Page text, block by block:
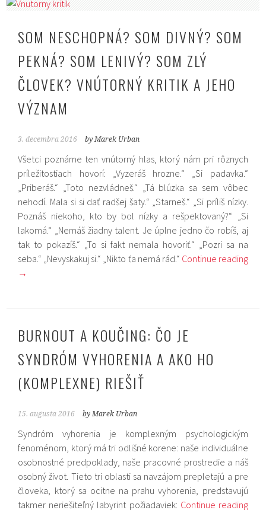
SOM NESCHOPNÁ? SOM DIVNÝ? SOM
PEKNÁ? SOM LENIVÝ? SOM ZLÝ
ČLOVEK? VNÚTORNÝ KRITIK A JEHO
VÝZNAM
3. decembra 2016 by Marek Urban
Všetci poznáme ten vnútorný hlas, ktorý nám pri rôznych
príležitostiach hovorí: „Vyzeráš hrozne.“ „Si padavka.“
„Priberáš.“ „Toto nezvládneš.“ „Tá blúzka sa sem vôbec
nehodí. Mala si si dať radšej šaty.“ „Starneš.“ „Si príliš nízky.
Poznáš niekoho, kto by bol nízky a rešpektovaný?“ „Si
lakomá.“ „Nemáš žiadny talent. Je úplne jedno čo robíš, aj
tak to pokazíš.“ „To si fakt nemala hovoriť.“ „Pozri sa na
seba.“ „Nevyskakuj si.“ „Nikto ťa nemá rád.“ Continue reading
→
BURNOUT A KOUČING: ČO JE
SYNDRÓM VYHORENIA A AKO HO
(KOMPLEXNE) RIEŠIŤ
15. augusta 2016 by Marek Urban
Syndróm vyhorenia je komplexným psychologickým
fenoménom, ktorý má tri odlišné korene: naše individuálne
osobnostné predpoklady, naše pracovné prostredie a náš
osobný život. Tieto tri oblasti sa navzájom prepletajú a pre
človeka, ktorý sa ocitne na prahu vyhorenia, predstavujú
takmer neriešiteľný labyrint požiadaviek: Continue reading